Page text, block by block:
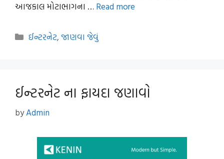
આજકાલ મોટાભાગના … Read more
Categories
ઈન્ટરનેટ,જાણવા જેવું
ઈન્ટરનેટ ના ફાયદા જણાવો
byAdmin